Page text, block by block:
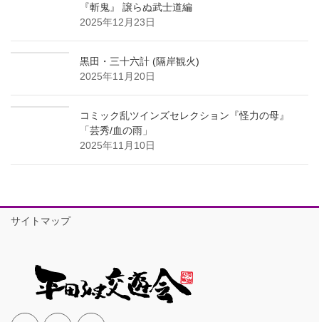
『斬鬼』 譲らぬ武士道編
2025年12月23日
黒田・三十六計 (隔岸観火)
2025年11月20日
コミック乱ツインズセレクション『怪力の母』
「芸秀/血の雨」
2025年11月10日
サイトマップ